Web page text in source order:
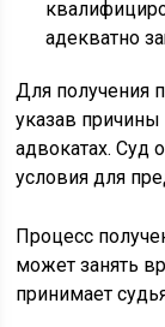
адекватно
Для получения
указав
адвокатах. Суд
условия для
Процесс
может занять
принимает